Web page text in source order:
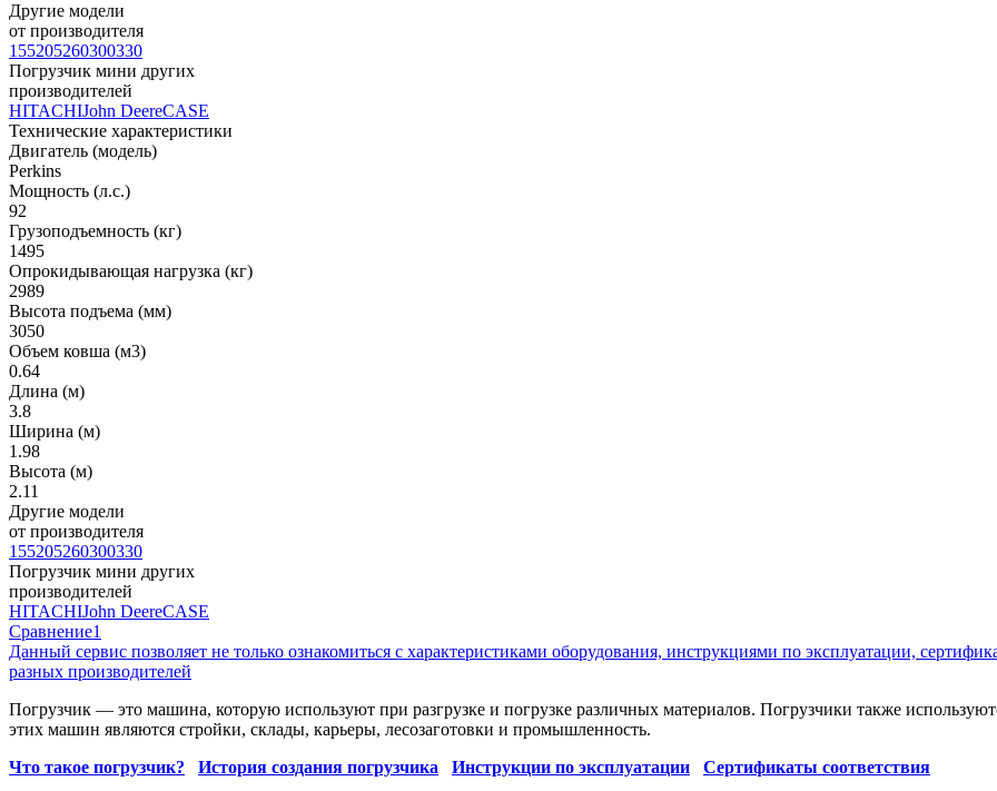
Другие модели
от производителя
155205260300330
Погрузчик мини других
производителей
HITACHIJohn DeereCASE
Технические характеристики
Двигатель (модель)
Perkins
Мощность (л.с.)
92
Грузоподъемность (кг)
1495
Опрокидывающая нагрузка (кг)
2989
Высота подъема (мм)
3050
Объем ковша (м3)
0.64
Длина (м)
3.8
Ширина (м)
1.98
Высота (м)
2.11
Другие модели
от производителя
155205260300330
Погрузчик мини других
производителей
HITACHIJohn DeereCASE
Сравнение1
Данный сервис позволяет не только ознакомиться с характеристиками оборудования, инструкциями по эксплуатации,
разных производителей
Погрузчик — это машина, которую используют при разгрузке и погрузке различных материалов. Погрузчики также
этих машин являются стройки, склады, карьеры, лесозаготовки и промышленность.
Что такое погрузчик?
История создания погрузчика Инструкции по эксплуатации
Сертификаты соответствия